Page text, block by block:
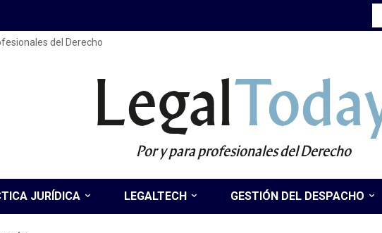
del Derecho
Legal
Por y para profesionales del Derecho
JURÍDICA LEGALTECH GESTIÓN DEL DESPACHO